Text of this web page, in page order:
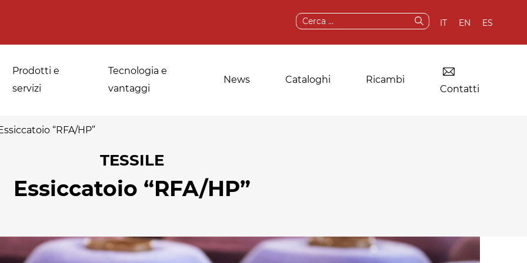
Ricerca
IT EN ES
Prodotti e
servizi
fornerie industriali
Disinfestazione e
spezie, erbe
Sanificazione della
della
Test e demo
Tecnologia e
vantaggi
News Cataloghi
Ricambi
Contatti
“RFA/HP”
TESSILE
Essiccatoio “RFA/HP”